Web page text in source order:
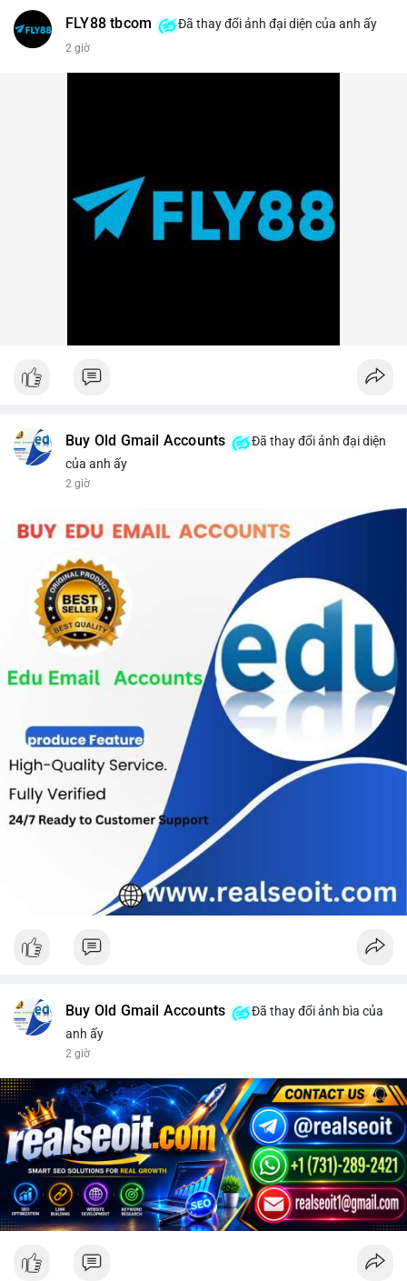
FLY88 tbcom Đã thay đổi ảnh đại diện của anh ấy
2 giờ
Buy Old Gmail Accounts
Đã thay đổi ảnh đại diện
của anh ấy
2 giờ
Buy Old Gmail Accounts
Đã thay đổi ảnh bìa của
anh ấy
2 giờ